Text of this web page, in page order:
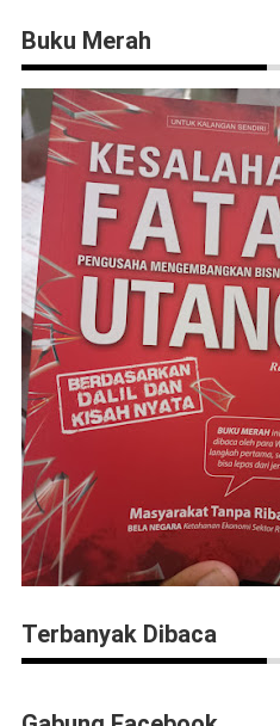
Buku Merah
Terbanyak Dibaca